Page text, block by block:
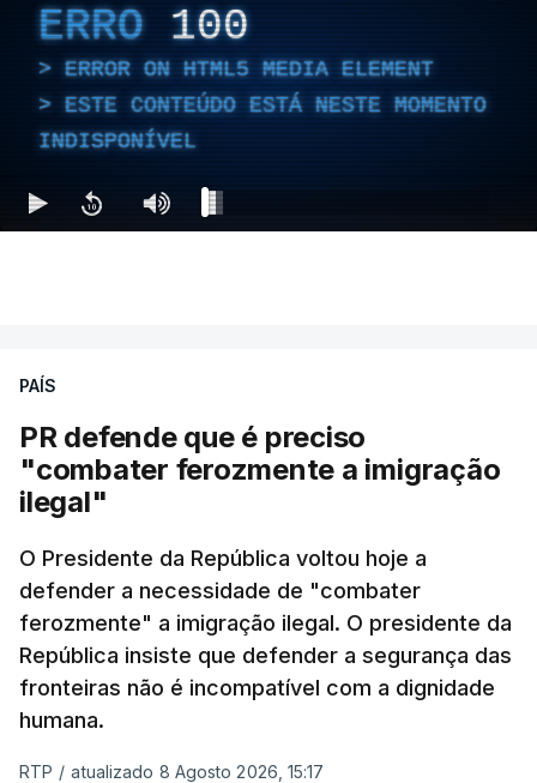
ERRO 100
ERROR ON HTML5 MEDIA ELEMENT
ESTE CONTEÚDO ESTÁ NESTE MOMENTO
INDISPONÍVEL
PAÍS
PR defende que é preciso
"combater ferozmente a imigração
ilegal"
O Presidente da República voltou hoje a
defender a necessidade de "combater
ferozmente" a imigração ilegal. O presidente da
República insiste que defender a segurança das
fronteiras não é incompatível com a dignidade
humana.
RTP / atualizado 8 Agosto 2026, 15:17